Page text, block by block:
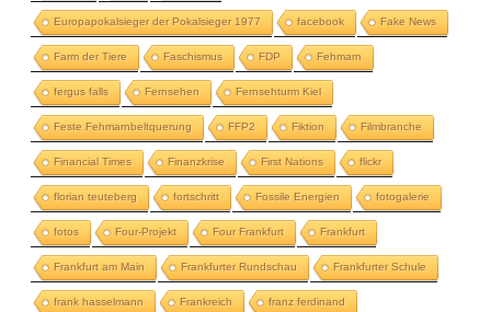
Europapokalsieger der Pokalsieger 1977 facebook Fake News
Farm der Tiere Faschismus FDP Fehmarn
fergus falls Fernsehen Fernsehturm Kiel
Feste Fehmarnbeltquerung FFP2 Fiktion Filmbranche
Financial Times Finanzkrise First Nations flickr
florian teuteberg fortschritt Fossile Energien fotogalerie
fotos Four-Projekt Four Frankfurt Frankfurt
Frankfurt am Main Frankfurter Rundschau Frankfurter Schule
frank hasselmann Frankreich franz ferdinand